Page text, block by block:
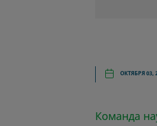
ОКТЯБРЯ 03,
Команда